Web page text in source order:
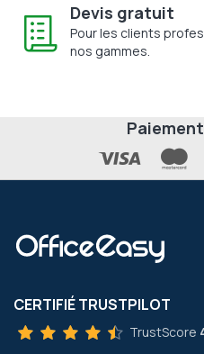
Devis gratuit
Pour les clients
nos gammes.
CERTIFIÉ TRUSTPILOT
TrustScore